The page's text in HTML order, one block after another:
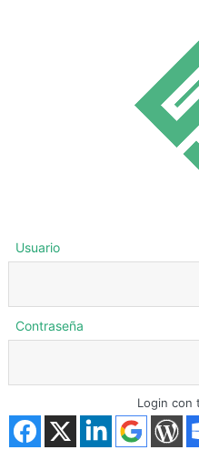
Usuario
Contraseña
Login con